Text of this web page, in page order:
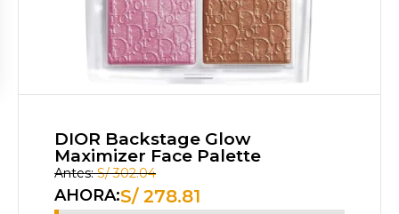
DIOR Backstage Glow
Maximizer Face Palette
Antes:S/302.04
AHORA:S/278.81